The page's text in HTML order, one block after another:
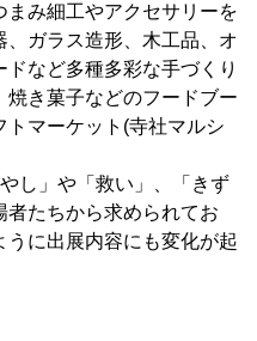
まみ細工やアクセサリーを
ガラス造形、木工品、オ
など多種多彩な手づくり
き菓子などのフードブー
トマーケット(寺社マルシ
し」や「救い」、「きず
者たちから求められてお
うに出展内容にも変化が起